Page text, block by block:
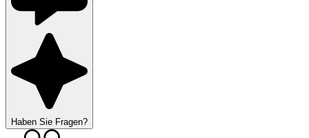
Haben Sie Fragen?